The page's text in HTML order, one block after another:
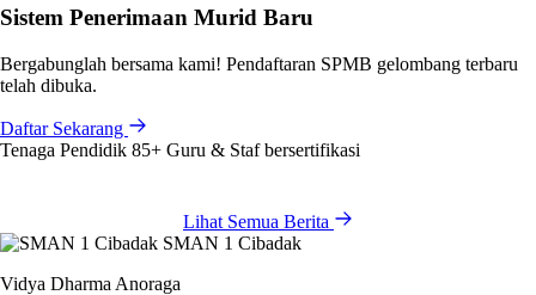
Sistem Penerimaan Murid Baru
Bergabunglah bersama kami! Pendaftaran SPMB gelombang terbaru
telah dibuka.
Daftar Sekarang
Tenaga Pendidik 85+ Guru & Staf bersertifikasi
Lihat Semua Berita
SMAN 1 Cibadak
Vidya Dharma Anoraga